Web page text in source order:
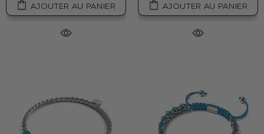
AJOUTER AU PANIER AJOUTER AU PANIER